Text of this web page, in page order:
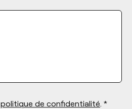
politique de confidentialité. *